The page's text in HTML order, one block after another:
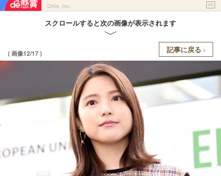
Ohte, Inc. PR
スクロールすると次の画像が表示されます
( 画像12/17 ) 記事に戻る